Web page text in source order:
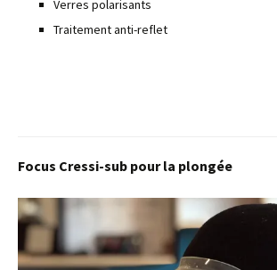
Verres polarisants
Traitement anti-reflet
Focus Cressi-sub pour la plongée